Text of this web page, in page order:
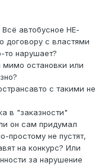
автобусное НЕ-
договору с властями
то нарушает?
мимо остановки или
с такими не
в "заказности"
он сам придумал
простому не пустят,
на конкурс? Или
за нарушение